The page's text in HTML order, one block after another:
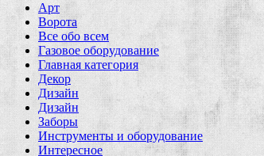
Арт
Ворота
Все обо всем
Газовое оборудование
Главная категория
Декор
Дизайн
Дизайн
Заборы
Инструменты и оборудование
Интересное